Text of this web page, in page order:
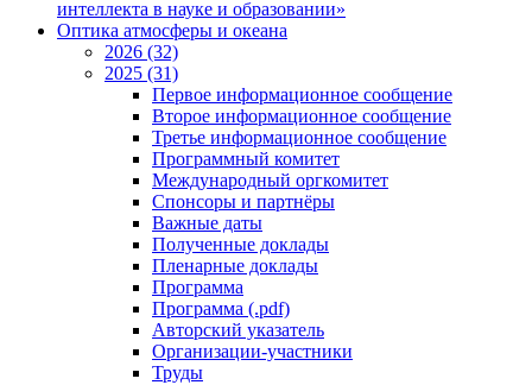
интеллекта в науке и образовании»
Оптика атмосферы и океана
2026 (32)
2025 (31)
Первое информационное сообщение
Второе информационное сообщение
Третье информационное сообщение
Программный комитет
Международный оргкомитет
Спонсоры и партнёры
Важные даты
Полученные доклады
Пленарные доклады
Программа
Программа (.pdf)
Авторский указатель
Организации-участники
Труды